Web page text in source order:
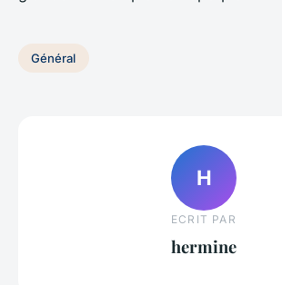
Général
H
ECRIT PAR
hermine